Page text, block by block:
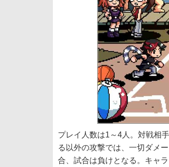
プレイ人数は1～4人。対戦相
る以外の攻撃では、一切ダメ
合、試合は負けとなる。キャ